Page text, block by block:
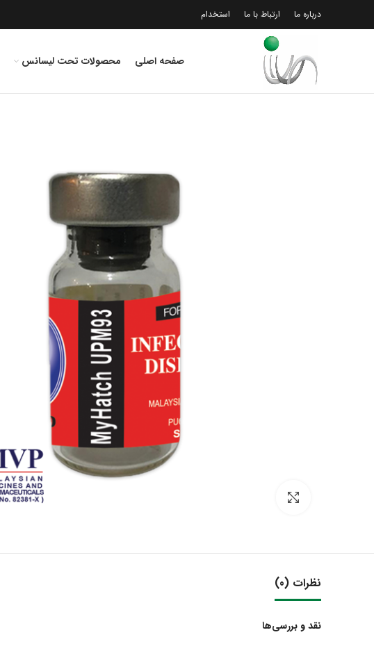
درباره ما ارتباط با ما استخدام
صفحه اصلی محصولات تحت لیسانس
نظرات (0)
نقد و بررسی‌ها